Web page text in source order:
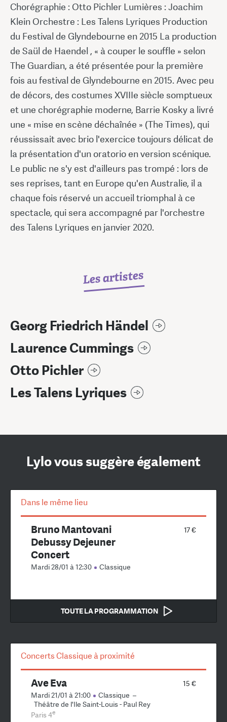
Chorégraphie : Otto Pichler Lumières : Joachim
Klein Orchestre : Les Talens Lyriques Production
du Festival de Glyndebourne en 2015 La production
de Saül de Haendel , « à couper le souffle » selon
The Guardian, a été présentée pour la première
fois au festival de Glyndebourne en 2015. Avec peu
de décors, des costumes XVIIIe siècle somptueux
et une chorégraphie moderne, Barrie Kosky a livré
une « mise en scène déchaînée » (The Times), qui
réussissait avec brio l'exercice toujours délicat de
la présentation d'un oratorio en version scénique.
Le public ne s'y est d'ailleurs pas trompé : lors de
ses reprises, tant en Europe qu'en Australie, il a
chaque fois réservé un accueil triomphal à ce
spectacle, qui sera accompagné par l'orchestre
des Talens Lyriques en janvier 2020.
Les artistes
Georg Friedrich Händel
Laurence Cummings
Otto Pichler
Les Talens Lyriques
Lylo vous suggère également
Dans le même lieu
17 €
Bruno Mantovani
Debussy Dejeuner
Concert
Mardi 28/01 à 12:30 Classique
TOUTE LA PROGRAMMATION
Concerts Classique à proximité
15 €
Ave Eva
Mardi 21/01 à 21:00 Classique –
Théâtre de l'Ile Saint-Louis - Paul Rey
Paris 4e